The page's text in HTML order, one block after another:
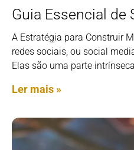
Guia Essencial de
A Estratégia para Construir
redes sociais, ou social
Elas são uma parte
Ler mais »